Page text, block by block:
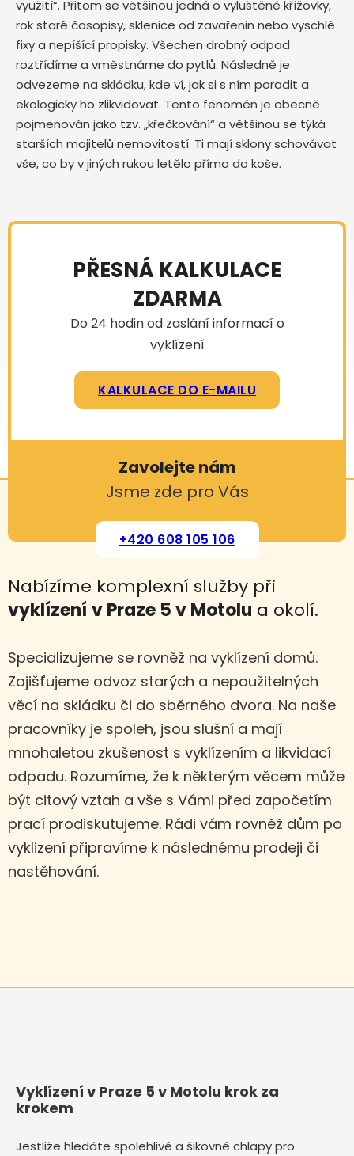
využití“. Přitom se většinou jedná o vyluštěné křížovky,
rok staré časopisy, sklenice od zavařenin nebo vyschlé
fixy a nepíšící propisky. Všechen drobný odpad
roztřídíme a vměstnáme do pytlů. Následně je
odvezeme na skládku, kde ví, jak si s ním poradit a
ekologicky ho zlikvidovat. Tento fenomén je obecně
pojmenován jako tzv. „křečkování“ a většinou se týká
starších majitelů nemovitostí. Ti mají sklony schovávat
vše, co by v jiných rukou letělo přímo do koše.
PŘESNÁ KALKULACE
ZDARMA
Do 24 hodin od zaslání informací o
vyklízení
KALKULACE DO E-MAILU
Zavolejte nám
Jsme zde pro Vás
+420 608 105 106
Nabízíme komplexní služby při
vyklízení v Praze 5 v Motolu a okolí.
Specializujeme se rovněž na vyklízení domů.
Zajišťujeme odvoz starých a nepoužitelných
věcí na skládku či do sběrného dvora. Na naše
pracovníky je spoleh, jsou slušní a mají
mnohaletou zkušenost s vyklízením a likvidací
odpadu. Rozumíme, že k některým věcem může
být citový vztah a vše s Vámi před započetím
prací prodiskutujeme. Rádi vám rovněž dům po
vyklizení připravíme k následnému prodeji či
nastěhování.
Vyklízení v Praze 5 v Motolu krok za
krokem
Jestliže hledáte spolehlivé a šikovné chlapy pro